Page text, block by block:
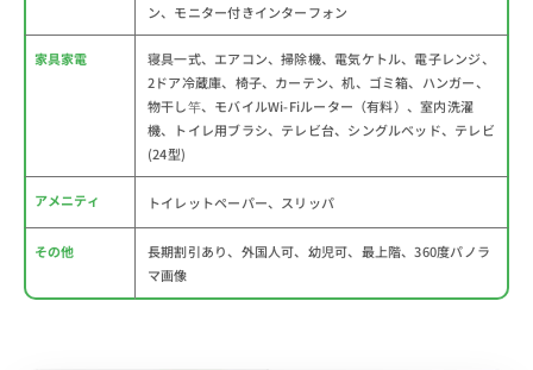
ン、モニター付きインターフォン
家具家電
寝具一式、エアコン、掃除機、電気ケトル、電子レンジ、
2ドア冷蔵庫、椅子、カーテン、机、ゴミ箱、ハンガー、
物干し竿、モバイルWi-Fiルーター（有料）、室内洗濯
機、トイレ用ブラシ、テレビ台、シングルベッド、テレビ
(24型)
アメニティ トイレットペーパー、スリッパ
その他
長期割引あり、外国人可、幼児可、最上階、360度パノラ
マ画像